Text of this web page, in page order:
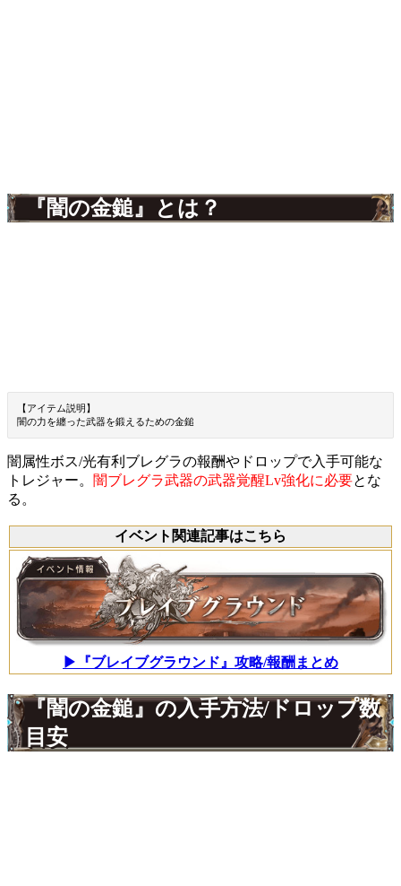
『闇の金鎚』とは？
【アイテム説明】
闇の力を纏った武器を鍛えるための金鎚
闇属性ボス/光有利ブレグラの報酬やドロップで入手可能な
トレジャー。 闇ブレグラ武器の武器覚醒Lv強化に必要とな
る。
イベント関連記事はこちら
▶『ブレイブグラウンド』攻略/報酬まとめ
『闇の金鎚』の入手方法/ドロップ数
目安